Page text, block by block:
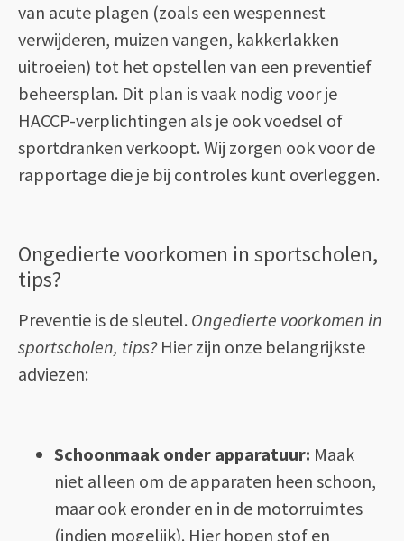
van acute plagen (zoals een wespennest
verwijderen, muizen vangen, kakkerlakken
uitroeien) tot het opstellen van een preventief
beheersplan. Dit plan is vaak nodig voor je
HACCP-verplichtingen als je ook voedsel of
sportdranken verkoopt. Wij zorgen ook voor de
rapportage die je bij controles kunt overleggen.
Ongedierte voorkomen in sportscholen,
tips?
Preventie is de sleutel. Ongedierte voorkomen in
sportscholen, tips?Hier zijn onze belangrijkste
adviezen:
Schoonmaak onder apparatuur: Maak
niet alleen om de apparaten heen schoon,
maar ook eronder en in de motorruimtes
(indien mogelijk). Hier hopen stof en